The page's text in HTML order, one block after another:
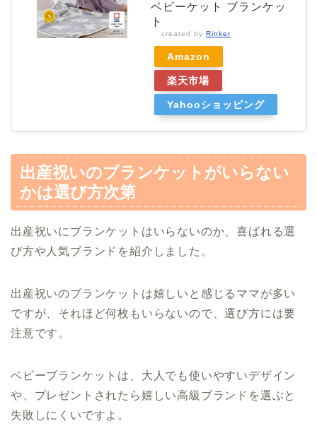
ベビーケット ブランケッ
ト
created by Rinker
Amazon
楽天市場
Yahooショッピング
出産祝いのブランケットがいらない
かは選び方次第
出産祝いにブランケットはいらないのか、喜ばれる選
び方や人気ブランドを紹介しました。
出産祝いのブランケットは嬉しいと感じるママが多い
ですが、それほど何枚もいらないので、選び方には要
注意です。
ベビーブランケットは、大人でも使いやすいデザイン
や、プレゼントされたら嬉しい高級ブランドを選ぶと
失敗しにくいですよ。